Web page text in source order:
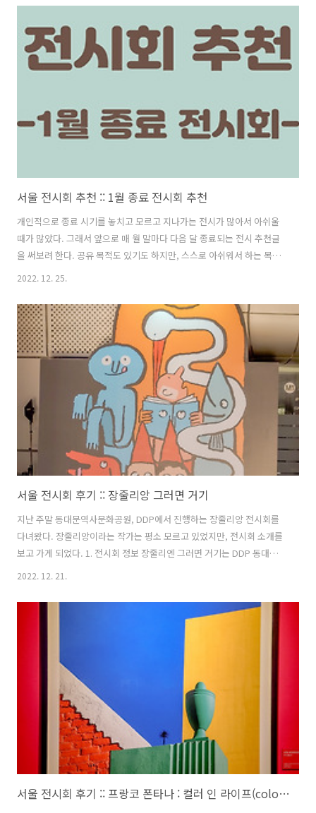
되었다. 어떻게 보면 아이폰과 매우 유사한 디자인이라고 볼 수 있다. 여
기에 추가로 엣지 부분을 조금 더 플랫 하게 만들면서 옆면이 둥글지 않
고 평평해졌다. 다음으로 사이즈를 직접적으로 비교해 봤는데, 원래 사용
중이던 갤럭시 s20과 비교해 봤다. 갤럭시 S20과 비교하여 S23 기본 모
델은 세로 길이가 더 짧아진 형태였고, 가로는 그대로였다. 오히..
서울 전시회 추천 :: 1월 종료 전시회 추천
개인적으로 종료 시기를 놓치고 모르고 지나가는 전시가 많아서 아쉬울
때가 많았다. 그래서 앞으로 매 월 말마다 다음 달 종료되는 전시 추천글
을 써보려 한다. 공유 목적도 있기도 하지만, 스스로 아쉬워서 하는 목적
도 있어서 안 가본 곳과 가본 곳 구분 없이 두세 곳 글을 써보려 한다. 혹
좋을 것 같다. 1. 장줄리앙 : 그러면 거기_DDP 서울 전시회 후기 :: 장줄리
앙 그러면 거기 지난 주말 동대문역사문화공원, DDP에서 진행하는 장줄
리앙 전시회를 다녀왔다. 장줄리앙이라는 작가는 평소 모르고 있었지만,
전시회 소개를 보고 가게 되었다. 1. 전시회 정보 장줄리엔 그러면 fast-
sloth.com 장줄리앙전 그러면 거기는 1월 24일 종..
2022. 12. 25.
서울 전시회 후기 :: 장줄리앙 그러면 거기
지난 주말 동대문역사문화공원, DDP에서 진행하는 장줄리앙 전시회를
다녀왔다. 장줄리앙이라는 작가는 평소 모르고 있었지만, 전시회 소개를
보고 가게 되었다. 1. 전시회 정보 장줄리엔 그러면 거기는 DDP 동대문
역사문화공원에서 2022.10.1~2023.01.24까지 진행한다. 기존에 1월 초
하는 것으로 보인다. 휴관일은 없으며, 공휴일도 정상 운영한다. 다른
DDP 전시와 동일하게 운영 시간은 오전 10시부터 오후 8시까지이다. 가
격은 성인기준 20,000원이다. 2. 전시회 구성 전시회는 기존 DDP에서
진행했던 다른 전시회와 유사하게 초반에는 장줄리엔의 연습장, 아이디
어 노트 등이 전시되어 있고, 그다음으로 여러 종류 작품들이 쭉..
2022. 12. 21.
서울 전시회 후기 :: 프랑코 폰타나 : 컬러 인 라이프(color in life)